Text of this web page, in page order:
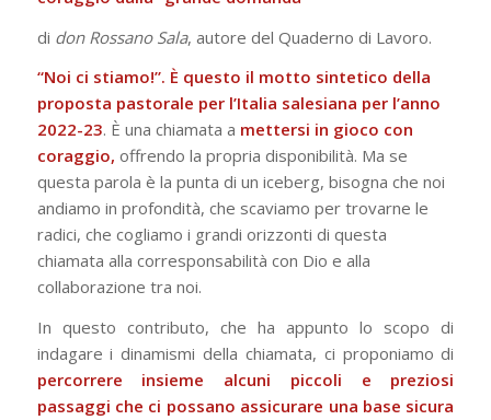
di don Rossano Sala, autore del Quaderno di Lavoro.
“Noi ci stiamo!”. È questo il motto sintetico della
proposta pastorale per l’Italia salesiana per l’anno
2022-23. È una chiamata a mettersi in gioco con
coraggio, offrendo la propria disponibilità. Ma se
questa parola è la punta di un iceberg, bisogna che noi
andiamo in profondità, che scaviamo per trovarne le
radici, che cogliamo i grandi orizzonti di questa
chiamata alla corresponsabilità con Dio e alla
collaborazione tra noi.
In questo contributo, che ha appunto lo scopo di
indagare i dinamismi della chiamata, ci proponiamo di
percorrere insieme alcuni piccoli e preziosi
passaggi che ci possano assicurare una base sicura